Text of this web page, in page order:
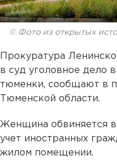
© Фото из открытых
Прокуратура
в суд уголовное дело
тюменки, сообщают в
Тюменской области.
Женщина обвиняется
учет иностранных
жилом помещении.